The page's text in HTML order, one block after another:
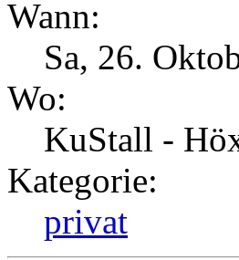
Wann:
Sa, 26.
Wo:
KuStall -
Kategorie:
privat